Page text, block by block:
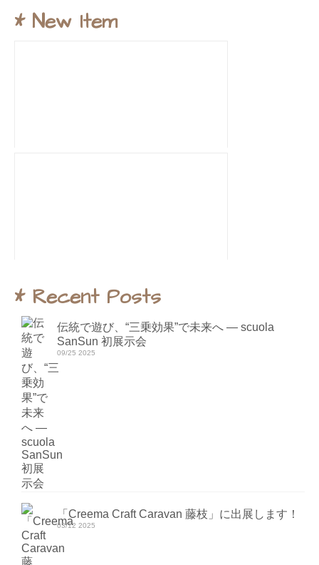
* New Item
* Recent Posts
伝統で遊び、“三乗効果”で未来へ ― scuola
SanSun 初展示会
09/25 2025
「Creema Craft Caravan 藤枝」に出展します！
03/12 2025